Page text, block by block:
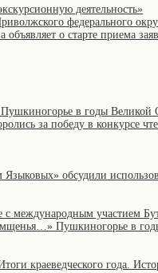
деятельность»
федерального
о старте приема
в годы Великой
за победу в конкурсе
обсудили
с международным участием
Пушкиногорье в
краеведческого года.